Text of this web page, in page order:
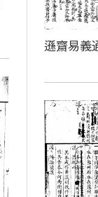
遜齋易義